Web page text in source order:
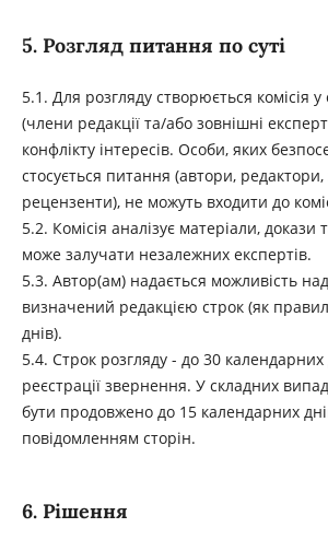
5. Розгляд питання по суті
5.1. Для розгляду створюється комісія у
(члени редакції та/або зовнішні
конфлікту інтересів. Особи, яких
стосується питання (автори, редактори,
рецензенти), не можуть входити до
5.2. Комісія аналізує матеріали, докази
може залучати незалежних експертів.
5.3. Автор(ам) надається можливість
визначений редакцією строк (як
днів).
5.4. Строк розгляду - до 30
реєстрації звернення. У складних
бути продовжено до 15 календарних
повідомленням сторін.
6. Рішення